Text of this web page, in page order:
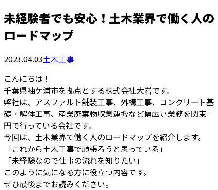
未経験者でも安心！土木業界で働く人の
ロードマップ
2023.04.03土木工事
こんにちは！
千葉県袖ケ浦市を拠点とする株式会社大岩です。
弊社は、アスファルト舗装工事、外構工事、コンクリート基
礎・解体工事、産業廃棄物収集運搬など幅広い業務を関東一
円で行っている会社です。
今回は、土木業界で働く人のロードマップを紹介します。
「これから土木工事で頑張ろうと思っている」
「未経験なので仕事の流れを知りたい」
このように気になる方に役立つ内容です。
ぜひ最後までお読みください。